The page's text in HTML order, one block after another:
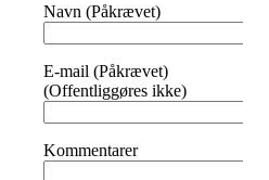
Navn (Påkrævet)
E-mail (Påkrævet)
(Offentliggøres ikke)
Kommentarer